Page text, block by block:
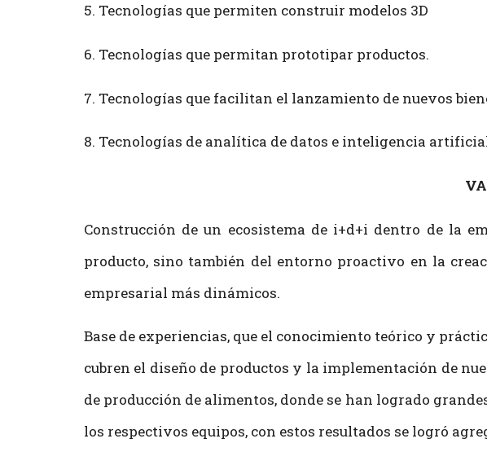
5. Tecnologías que permiten construir modelos 3D
6. Tecnologías que permitan prototipar productos.
7. Tecnologías que facilitan el lanzamiento de nuevos
8. Tecnologías de analítica de datos e inteligencia
Construcción de un ecosistema de i+d+i dentro de la
producto, sino también del entorno proactivo en la
empresarial más dinámicos.
Base de experiencias, que el conocimiento teórico y
cubren el diseño de productos y la implementación de
de producción de alimentos, donde se han logrado
los respectivos equipos, con estos resultados se logró